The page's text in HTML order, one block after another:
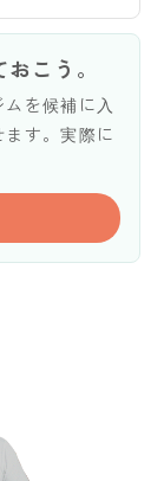
こう。
を候補に入
す。実際に